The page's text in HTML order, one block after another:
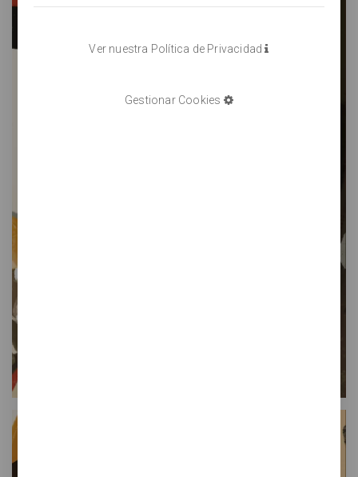
Ver nuestra Política de Privacidad
Gestionar Cookies